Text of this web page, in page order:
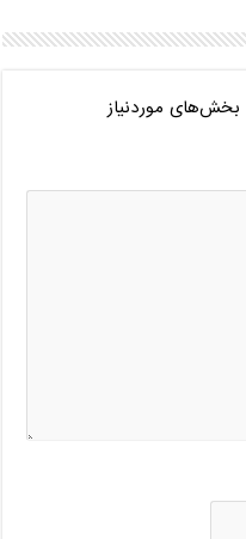
بخش‌های موردنیاز